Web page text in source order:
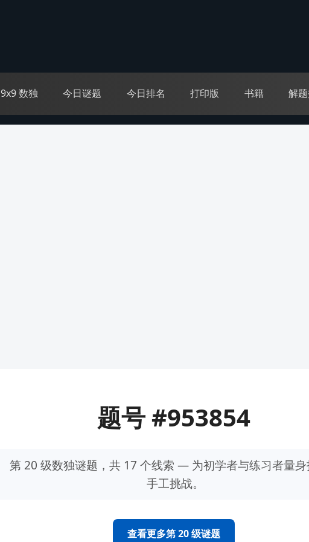
9x9 数独 今日谜题 今日排名 打印版 书籍 解
题号 #953854
第 20 级数独谜题，共 17 个线索 — 为初学者与练习者量
手工挑战。
查看更多第 20 级谜题